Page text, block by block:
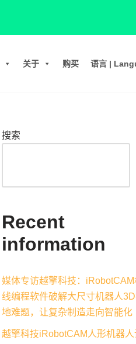
关于 购买 语言 |
搜索
Recent
information
媒体专访越擎科技：iRobotCAM
线编程软件破解大尺寸机器人
地难题，让复杂制造走向智能化
越擎科技iRobotCAM人形机器人